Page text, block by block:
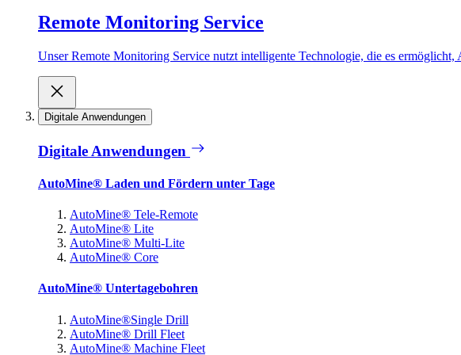
Remote Monitoring Service
Unser Remote Monitoring Service nutzt intelligente Technologie, die es
Digitale Anwendungen
Digitale Anwendungen
AutoMine® Laden und Fördern unter Tage
AutoMine® Tele-Remote
AutoMine® Lite
AutoMine® Multi-Lite
AutoMine® Core
AutoMine® Untertagebohren
AutoMine®Single Drill
AutoMine® Drill Fleet
AutoMine® Machine Fleet